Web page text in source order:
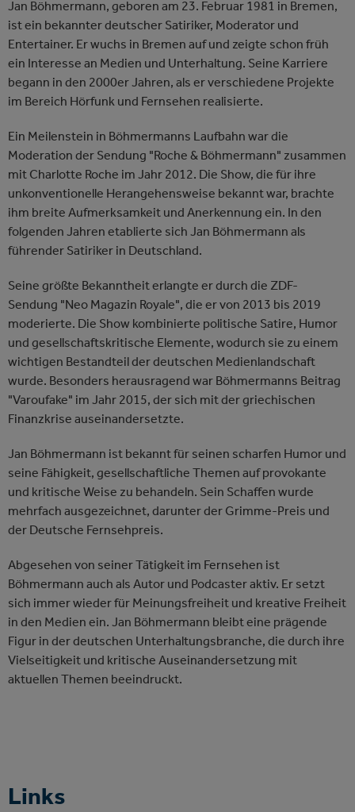
Jan Böhmermann, geboren am 23. Februar 1981 in Bremen,
ist ein bekannter deutscher Satiriker, Moderator und
Entertainer. Er wuchs in Bremen auf und zeigte schon früh
ein Interesse an Medien und Unterhaltung. Seine Karriere
begann in den 2000er Jahren, als er verschiedene Projekte
im Bereich Hörfunk und Fernsehen realisierte.
Ein Meilenstein in Böhmermanns Laufbahn war die
Moderation der Sendung "Roche & Böhmermann" zusammen
mit Charlotte Roche im Jahr 2012. Die Show, die für ihre
unkonventionelle Herangehensweise bekannt war, brachte
ihm breite Aufmerksamkeit und Anerkennung ein. In den
folgenden Jahren etablierte sich Jan Böhmermann als
führender Satiriker in Deutschland.
Seine größte Bekanntheit erlangte er durch die ZDF-
Sendung "Neo Magazin Royale", die er von 2013 bis 2019
moderierte. Die Show kombinierte politische Satire, Humor
und gesellschaftskritische Elemente, wodurch sie zu einem
wichtigen Bestandteil der deutschen Medienlandschaft
wurde. Besonders herausragend war Böhmermanns Beitrag
"Varoufake" im Jahr 2015, der sich mit der griechischen
Finanzkrise auseinandersetzte.
Jan Böhmermann ist bekannt für seinen scharfen Humor und
seine Fähigkeit, gesellschaftliche Themen auf provokante
und kritische Weise zu behandeln. Sein Schaffen wurde
mehrfach ausgezeichnet, darunter der Grimme-Preis und
der Deutsche Fernsehpreis.
Abgesehen von seiner Tätigkeit im Fernsehen ist
Böhmermann auch als Autor und Podcaster aktiv. Er setzt
sich immer wieder für Meinungsfreiheit und kreative Freiheit
in den Medien ein. Jan Böhmermann bleibt eine prägende
Figur in der deutschen Unterhaltungsbranche, die durch ihre
Vielseitigkeit und kritische Auseinandersetzung mit
aktuellen Themen beeindruckt.
Links